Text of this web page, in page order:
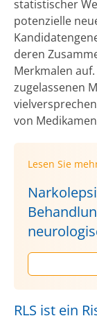
statistischer
potenzielle
deren
Merkmalen
zugelassenen
von
Lesen Sie
RLS ist ein